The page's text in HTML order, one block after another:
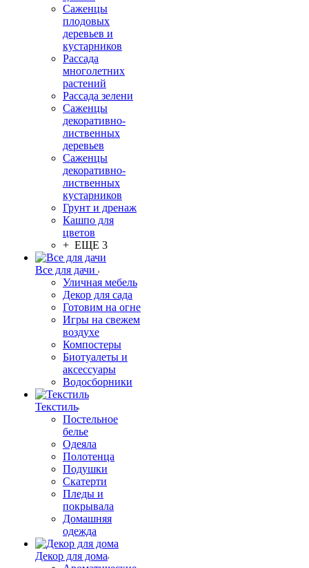
Саженцы
плодовых
деревьев и
кустарников
Рассада
многолетних
растений
Рассада зелени
Саженцы
декоративно-
лиственных
деревьев
Саженцы
декоративно-
лиственных
кустарников
Грунт и дренаж
Кашпо для
цветов
+ ЕЩЕ 3
Все для дачи
Уличная мебель
Декор для сада
Готовим на огне
Игры на свежем
воздухе
Компостеры
Биотуалеты и
аксессуары
Водосборники
Текстиль
Постельное
белье
Одеяла
Полотенца
Подушки
Скатерти
Пледы и
покрывала
Домашняя
одежда
Декор для дома